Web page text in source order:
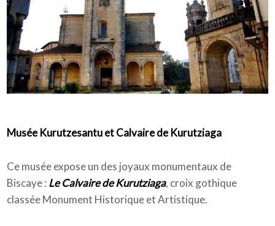
Musée Kurutzesantu et Calvaire de Kurutziaga
Ce musée expose un des joyaux monumentaux de
Biscaye : Le Calvaire de Kurutziaga, croix gothique
classée Monument Historique et Artistique.